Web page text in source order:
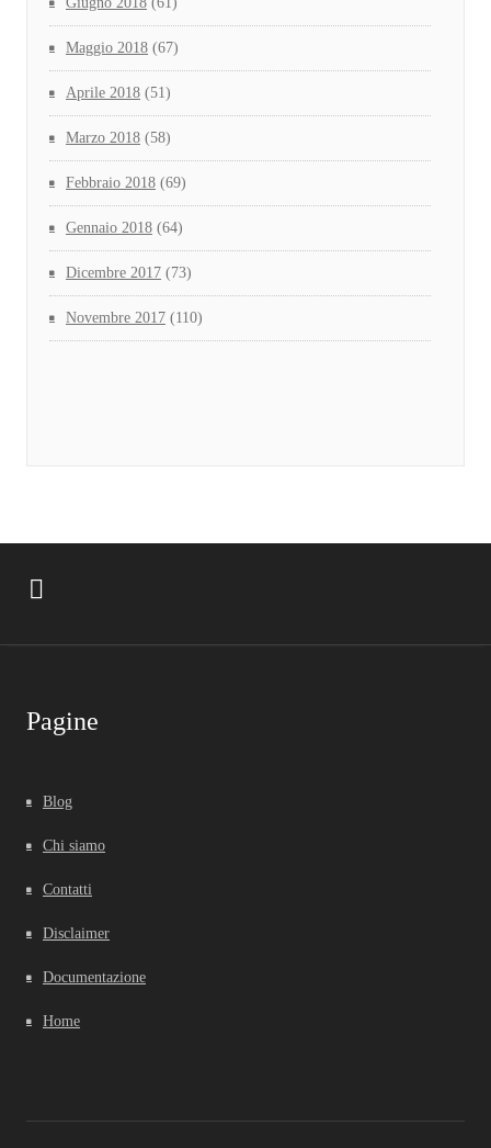
Maggio 2018 (67)
Aprile 2018 (51)
Marzo 2018 (58)
Febbraio 2018 (69)
Gennaio 2018 (64)
Dicembre 2017 (73)
Novembre 2017 (110)
Pagine
Blog
Chi siamo
Contatti
Disclaimer
Documentazione
Home